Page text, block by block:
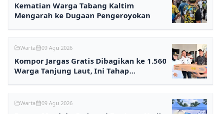
Kematian Warga Tabang Kaltim
Mengarah ke Dugaan Pengeroyokan
Warta 09 Agu 2026
Kompor Jargas Gratis Dibagikan ke 1.560
Warga Tanjung Laut, Ini Tahap
Warta 09 Agu 2026